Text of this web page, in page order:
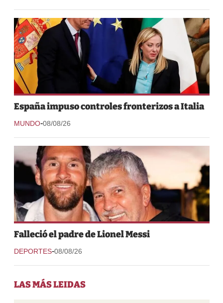
España impuso controles fronterizos a Italia
MUNDO-08/08/26
Falleció el padre de Lionel Messi
DEPORTES-08/08/26
LAS MÁS LEIDAS